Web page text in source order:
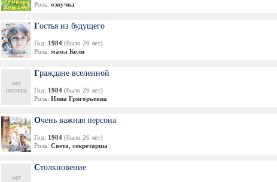
Роль: озвучка
Гостья из будущего
Год: 1984 (было 26 лет)
Роль: мама Коли
Граждане вселенной
Год: 1984 (было 26 лет)
Роль: Нина Григорьевна
Очень важная персона
Год: 1984 (было 26 лет)
Роль: Света, секретарша
Столкновение